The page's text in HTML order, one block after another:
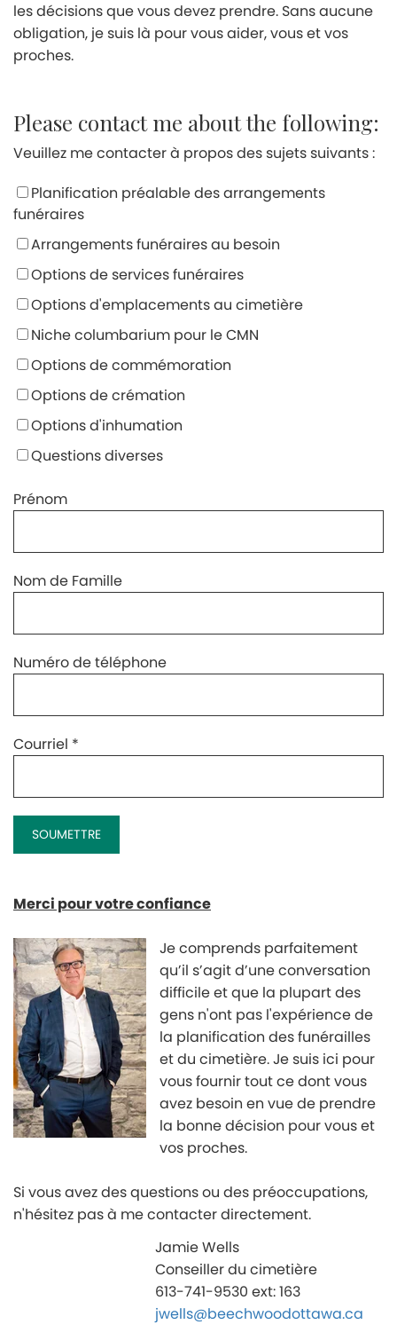
les décisions que vous devez prendre. Sans aucune
obligation, je suis là pour vous aider, vous et vos
proches.
Please contact me about the following:
Veuillez me contacter à propos des sujets suivants :
Planification préalable des arrangements
funéraires
Arrangements funéraires au besoin
Options de services funéraires
Options d'emplacements au cimetière
Niche columbarium pour le CMN
Options de commémoration
Options de crémation
Options d'inhumation
Questions diverses
Prénom
Nom de Famille
Numéro de téléphone
Courriel *
Merci pour votre confiance
Je comprends parfaitement
qu’il s’agit d’une conversation
difficile et que la plupart des
gens n'ont pas l'expérience de
la planification des funérailles
et du cimetière. Je suis ici pour
vous fournir tout ce dont vous
avez besoin en vue de prendre
la bonne décision pour vous et
vos proches.
Si vous avez des questions ou des préoccupations,
n'hésitez pas à me contacter directement.
Jamie Wells
Conseiller du cimetière
613-741-9530 ext: 163
jwells@beechwoodottawa.ca